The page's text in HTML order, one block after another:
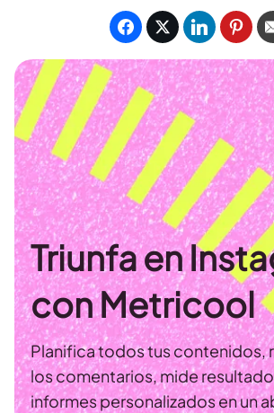
Triunfa en
con Metricool
Planifica todos tus contenidos,
los comentarios, mide
informes personalizados en un